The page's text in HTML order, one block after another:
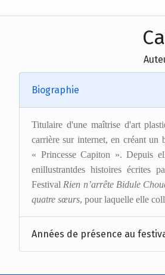
Biographie
Titulaire d'une maîtrise d'art
carrière sur internet, en créant un
« Princesse Capiton ». Depuis
enillustrantdes histoires écrites
FestivalRien n’arrête Bidule
quatre sœurs, pour laquelle elle
Années de présence au